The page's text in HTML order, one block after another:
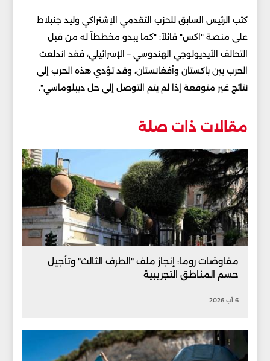
كتب الرئيس السابق للحزب التقدمي الإشتراكي وليد جنبلاط
على منصة "اكس" قائلاً: "كما يبدو مخططاً له من قبل
التحالف الأيديولوجي الهندوسي – الإسرائيلي، فقد اندلعت
الحرب بين باكستان وأفغانستان، وقد تؤدي هذه الحرب إلى
نتائج غير متوقعة إذا لم يتم التوصل إلى حل ديبلوماسي".
مقالات ذات صلة
مفاوضات روما: إنجاز ملف "الطرف الثالث" وتأجيل
حسم المناطق التجريبية
6 آب 2026